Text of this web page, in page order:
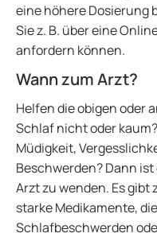
eine höhere Dosierung
Sie z. B. über eine
anfordern können.
Wann zum Arzt?
Helfen die obigen oder
Schlaf nicht oder
Müdigkeit,
Beschwerden? Dann
Arzt zu wenden. Es
starke Medikamente,
Schlafbeschwerden